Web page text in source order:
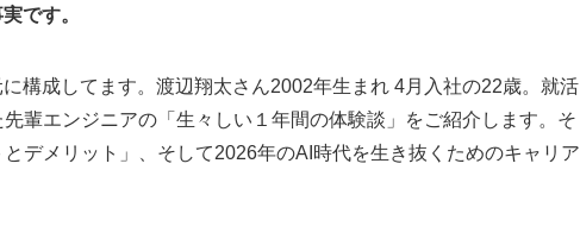
です。
構成してます。渡辺翔太さん2002年生まれ 4月入社の22歳。就活
輩エンジニアの「生々しい１年間の体験談」をご紹介します。そ
デメリット」、そして2026年のAI時代を生き抜くためのキャリア